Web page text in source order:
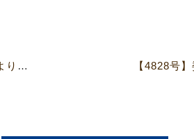
【4828号】宣教師の声から 番外編 受けるよりは与える方が幸いである 〜夜学校のためにすべてを献げた宣教師の物語〜 相澤 弘典 （松山城南高等学校宗教主任）